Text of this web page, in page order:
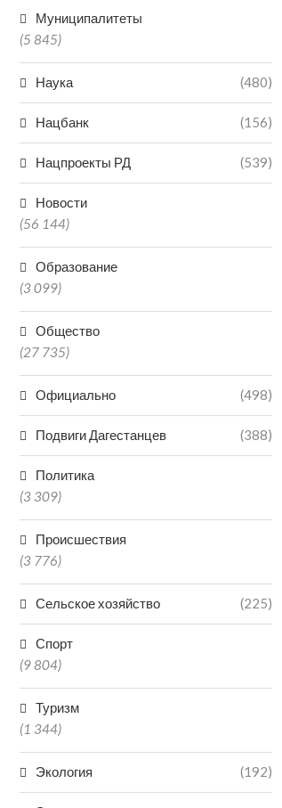
В МАХАЧКАЛЕ ВРЕМЕННО
ЗАКРЫЛИ ЧАСТНОЕ УЧЕБНОЕ
ЗАВЕДЕНИЕ «ГУЛЛИВЕР»
07.08.2026
Муниципалитеты
(5 845)
Наука (480)
Нацбанк (156)
Нацпроекты РД (539)
Новости
(56 144)
Образование
(3 099)
Общество
(27 735)
Официально (498)
Подвиги Дагестанцев (388)
Политика
(3 309)
Происшествия
(3 776)
Сельское хозяйство (225)
Спорт
(9 804)
Туризм
(1 344)
Экология (192)